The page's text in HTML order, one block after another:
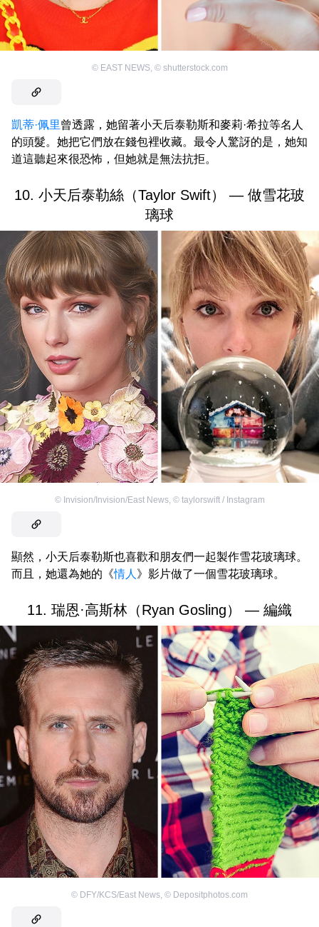
© EAST NEWS, © shutterstock.com
凱蒂·佩里曾透露，她留著小天后泰勒斯和麥莉·希拉等名人
的頭髮。她把它們放在錢包裡收藏。最令人驚訝的是，她知
道這聽起來很恐怖，但她就是無法抗拒。
10. 小天后泰勒絲（Taylor Swift） — 做雪花玻
璃球
© Invision/Invision/East News, © taylorswift / Instagram
顯然，小天后泰勒斯也喜歡和朋友們一起製作雪花玻璃球。
而且，她還為她的《情人 》影片做了一個雪花玻璃球。
11. 瑞恩·高斯林（Ryan Gosling） — 編織
© DFY/KCS/East News, © Depositphotos.com